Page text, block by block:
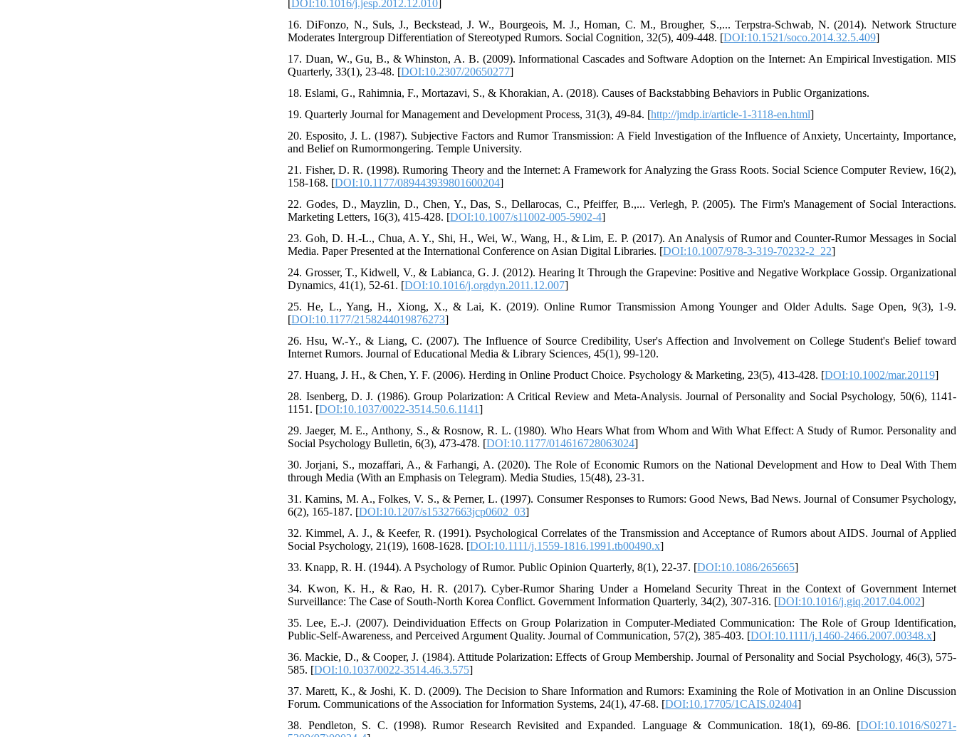
[DOI:10.1016/j.jesp.2012.12.010]
16. DiFonzo, N., Suls, J., Beckstead, J. W., Bourgeois, M. J., Homan, C. M., Brougher, S.,... Terpstra-Schwab, N. (2014). Network Structure
Moderates Intergroup Differentiation of Stereotyped Rumors. Social Cognition, 32(5), 409-448. [DOI:10.1521/soco.2014.32.5.409]
17. Duan, W., Gu, B., & Whinston, A. B. (2009). Informational Cascades and Software Adoption on the Internet: An Empirical Investigation. MIS
Quarterly, 33(1), 23-48. [DOI:10.2307/20650277]
18. Eslami, G., Rahimnia, F., Mortazavi, S., & Khorakian, A. (2018). Causes of Backstabbing Behaviors in Public Organizations.
19. Quarterly Journal for Management and Development Process, 31(3), 49-84. [http://jmdp.ir/article-1-3118-en.html]
20. Esposito, J. L. (1987). Subjective Factors and Rumor Transmission: A Field Investigation of the Influence of Anxiety, Uncertainty, Importance,
and Belief on Rumormongering. Temple University.
21. Fisher, D. R. (1998). Rumoring Theory and the Internet: A Framework for Analyzing the Grass Roots. Social Science Computer Review, 16(2),
158-168. [DOI:10.1177/089443939801600204]
22. Godes, D., Mayzlin, D., Chen, Y., Das, S., Dellarocas, C., Pfeiffer, B.,... Verlegh, P. (2005). The Firm's Management of Social Interactions.
Marketing Letters, 16(3), 415-428. [DOI:10.1007/s11002-005-5902-4]
23. Goh, D. H.-L., Chua, A. Y., Shi, H., Wei, W., Wang, H., & Lim, E. P. (2017). An Analysis of Rumor and Counter-Rumor Messages in Social
Media. Paper Presented at the International Conference on Asian Digital Libraries. [DOI:10.1007/978-3-319-70232-2_22]
24. Grosser, T., Kidwell, V., & Labianca, G. J. (2012). Hearing It Through the Grapevine: Positive and Negative Workplace Gossip. Organizational
Dynamics, 41(1), 52-61. [DOI:10.1016/j.orgdyn.2011.12.007]
25. He, L., Yang, H., Xiong, X., & Lai, K. (2019). Online Rumor Transmission Among Younger and Older Adults. Sage Open, 9(3), 1-9.
[DOI:10.1177/2158244019876273]
26. Hsu, W.-Y., & Liang, C. (2007). The Influence of Source Credibility, User's Affection and Involvement on College Student's Belief toward
Internet Rumors. Journal of Educational Media & Library Sciences, 45(1), 99-120.
27. Huang, J. H., & Chen, Y. F. (2006). Herding in Online Product Choice. Psychology & Marketing, 23(5), 413-428. [DOI:10.1002/mar.20119]
28. Isenberg, D. J. (1986). Group Polarization: A Critical Review and Meta-Analysis. Journal of Personality and Social Psychology, 50(6), 1141-
1151. [DOI:10.1037/0022-3514.50.6.1141]
29. Jaeger, M. E., Anthony, S., & Rosnow, R. L. (1980). Who Hears What from Whom and With What Effect: A Study of Rumor. Personality and
Social Psychology Bulletin, 6(3), 473-478. [DOI:10.1177/014616728063024]
30. Jorjani, S., mozaffari, A., & Farhangi, A. (2020). The Role of Economic Rumors on the National Development and How to Deal With Them
through Media (With an Emphasis on Telegram). Media Studies, 15(48), 23-31.
31. Kamins, M. A., Folkes, V. S., & Perner, L. (1997). Consumer Responses to Rumors: Good News, Bad News. Journal of Consumer Psychology,
6(2), 165-187. [DOI:10.1207/s15327663jcp0602_03]
32. Kimmel, A. J., & Keefer, R. (1991). Psychological Correlates of the Transmission and Acceptance of Rumors about AIDS. Journal of Applied
Social Psychology, 21(19), 1608-1628. [DOI:10.1111/j.1559-1816.1991.tb00490.x]
33. Knapp, R. H. (1944). A Psychology of Rumor. Public Opinion Quarterly, 8(1), 22-37. [DOI:10.1086/265665]
34. Kwon, K. H., & Rao, H. R. (2017). Cyber-Rumor Sharing Under a Homeland Security Threat in the Context of Government Internet
Surveillance: The Case of South-North Korea Conflict. Government Information Quarterly, 34(2), 307-316. [DOI:10.1016/j.giq.2017.04.002]
35. Lee, E.-J. (2007). Deindividuation Effects on Group Polarization in Computer-Mediated Communication: The Role of Group Identification,
Public-Self-Awareness, and Perceived Argument Quality. Journal of Communication, 57(2), 385-403. [DOI:10.1111/j.1460-2466.2007.00348.x]
36. Mackie, D., & Cooper, J. (1984). Attitude Polarization: Effects of Group Membership. Journal of Personality and Social Psychology, 46(3), 575-
585. [DOI:10.1037/0022-3514.46.3.575]
37. Marett, K., & Joshi, K. D. (2009). The Decision to Share Information and Rumors: Examining the Role of Motivation in an Online Discussion
Forum. Communications of the Association for Information Systems, 24(1), 47-68. [DOI:10.17705/1CAIS.02404]
38. Pendleton, S. C. (1998). Rumor Research Revisited and Expanded. Language & Communication. 18(1), 69-86. [DOI:10.1016/S0271-